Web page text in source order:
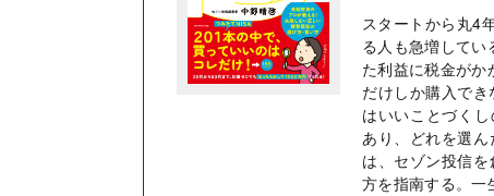
スタートから丸4
る人も急増して
た利益に税金が
だけしか購入で
はいいことづく
あり、どれを選
は、セゾン投信
方を指南する。一